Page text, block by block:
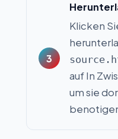
Klicken
auf In
um sie